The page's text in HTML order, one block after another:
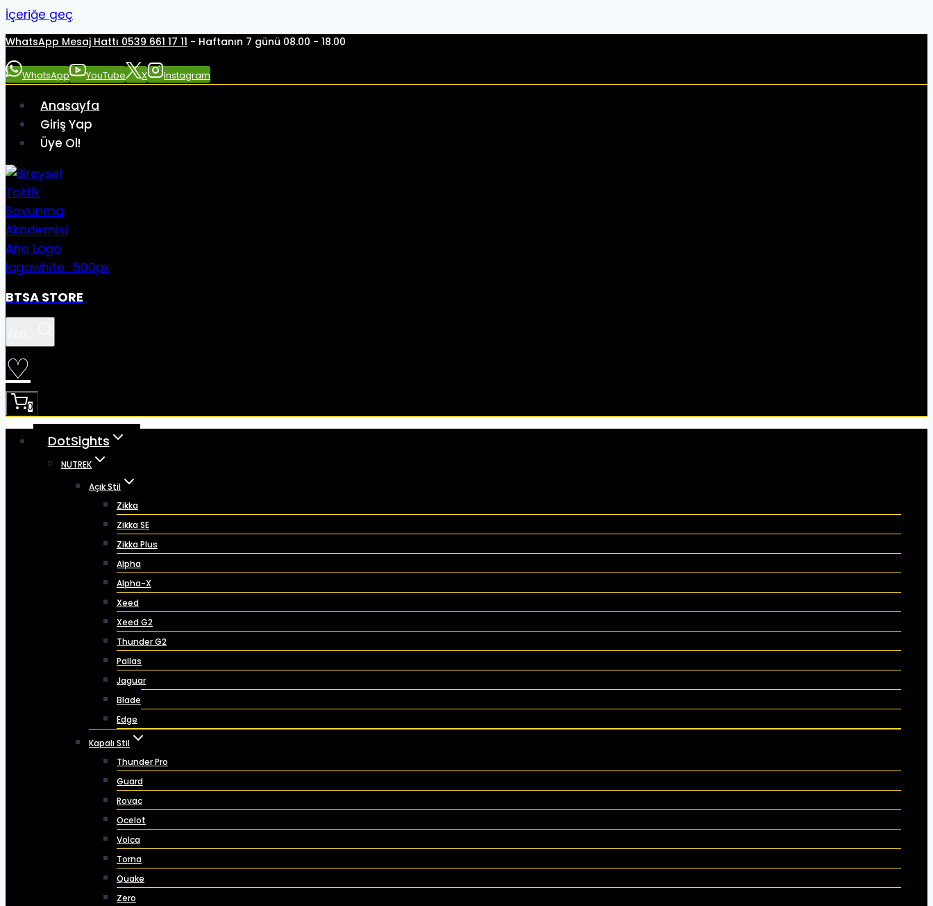
İçeriğe geç
WhatsApp Mesaj Hattı 0539 661 17 11 - Haftanın 7 günü 08.00 - 18.00
WhatsApp YouTube X Instagram
Anasayfa
Giriş Yap
Üye Ol!
BTSA STORE
♡
0
DotSights
NUTREK
Açık Stil
Zikka
Zikka SE
Zikka Plus
Alpha
Alpha-X
Xeed
Xeed G2
Thunder G2
Pallas
Jaguar
Blade
Edge
Kapalı Stil
Thunder Pro
Guard
Rovac
Ocelot
Volca
Torna
Quake
Zero